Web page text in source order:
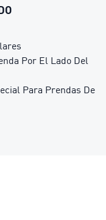
Por El Lado Del
Para Prendas De